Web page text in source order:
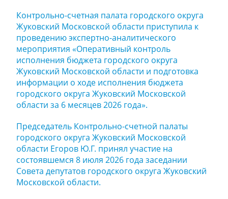
Контрольно-счетная палата городского округа
Жуковский Московской области приступила к
проведению экспертно-аналитического
мероприятия «Оперативный контроль
исполнения бюджета городского округа
Жуковский Московской области и подготовка
информации о ходе исполнения бюджета
городского округа Жуковский Московской
области за 6 месяцев 2026 года».
Председатель Контрольно-счетной палаты
городского округа Жуковский Московской
области Егоров Ю.Г. принял участие на
состоявшемся 8 июля 2026 года заседании
Совета депутатов городского округа Жуковский
Московской области.